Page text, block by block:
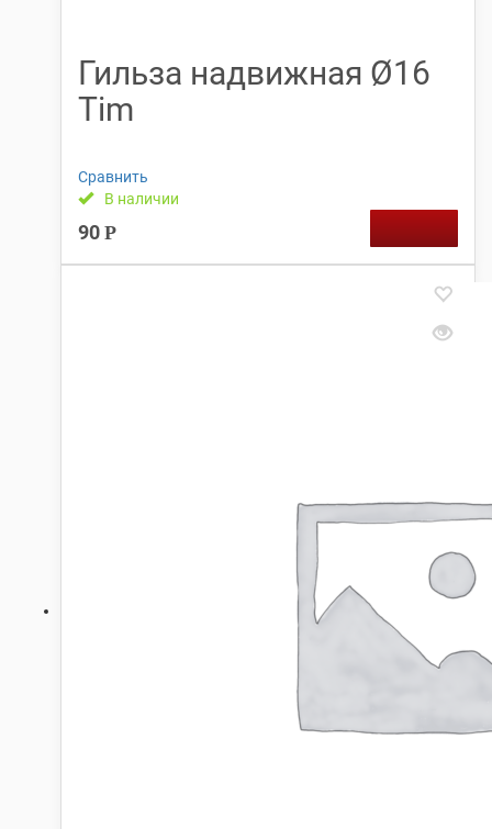
Гильза надвижная Ø16
Tim
Сравнить
В наличии
90 Р